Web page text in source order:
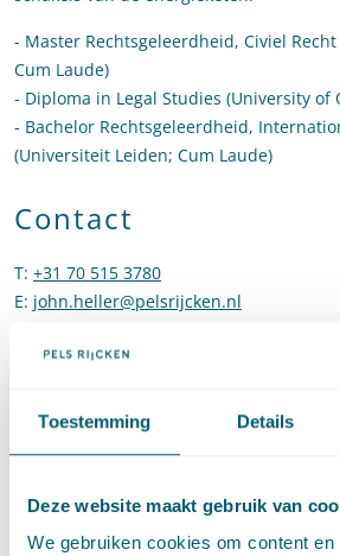
Toestemming Details
Deze website maakt gebruik van
We gebruiken cookies om content
- Master Rechtsgeleerdheid, Civiel
Cum Laude)
- Diploma in Legal Studies (University of
- Bachelor Rechtsgeleerdheid,
(Universiteit Leiden; Cum Laude)
Contact
T: +31 70 515 3780
E: john.heller@pelsrijcken.nl